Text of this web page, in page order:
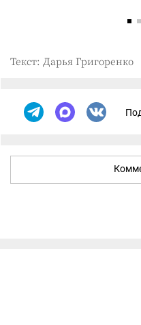
Текст: Дарья Григоренко